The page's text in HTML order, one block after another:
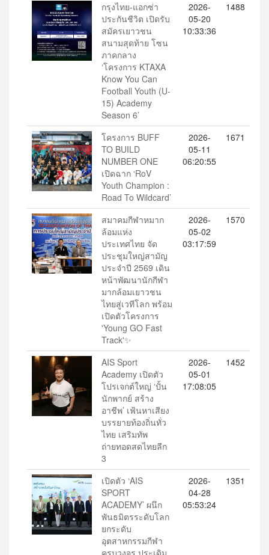
กรุงไทย-แอกซ่า
ประกันชีวิต เปิดรับ
สมัครเยาวชน
สนามสุดท้าย โซน
ภาคกลาง
‘โครงการ KTAXA
Know You Can
Football Youth (U-
15) Academy
Season 6’
2026-
05-20
10:33:36
1488
โครงการ BUFF
TO BUILD
NUMBER ONE
เปิดฉาก ‘RoV
Youth Champion :
Road To Wildcard’
2026-
05-11
06:20:55
1671
สมาคมกีฬาหมาก
ล้อมแห่ง
ประเทศไทย จัด
ประชุมใหญ่สามัญ
ประจำปี 2569 เดิน
หน้าพัฒนานักกีฬา
มากล้อมเยาวชน
ไทยสู่เวทีโลก พร้อม
เปิดตัวโครงการ
'Young GO Fast
Track'✨
2026-
05-02
03:17:59
1570
AIS Sport
Academy เปิดตัว
โปรเจกต์ใหญ่ ‘ปั้น
นักพากย์ สร้าง
อาชีพ’ เฟ้นหาเสียง
บรรยายท้องถิ่นทั่ว
ไทย เสริมทัพ
ถ่ายทอดสดไทยลีก
3
2026-
05-01
17:08:05
1452
เปิดตัว ‘AIS
SPORT
ACADEMY’ ผนึก
พันธมิตรระดับโลก
ยกระดับ
อุตสาหกรรมกีฬา
ครบวงจร ประเดิม
2026-
04-28
05:53:24
1351